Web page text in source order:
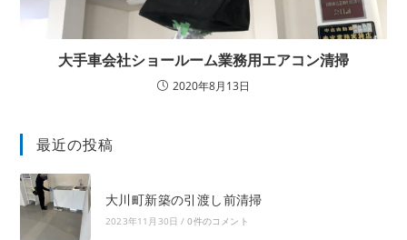
大手車会社ショールーム業務用エアコン清掃
2020年8月13日
最近の投稿
大川町新築の引渡し前清掃
2023年11月30日 / 0件のコメント